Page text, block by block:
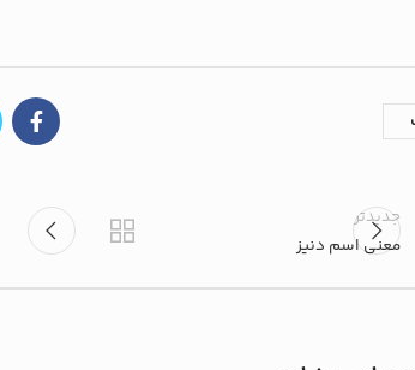
جدیدتر
معنی اسم دنیز